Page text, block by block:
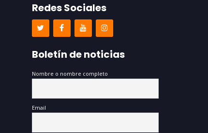
Redes Sociales
Boletín de noticias
Nombre o nombre completo
Email